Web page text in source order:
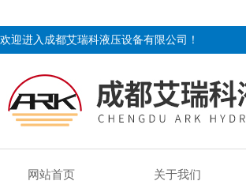
欢迎进入成都艾瑞科液压设备有限公司！
网站首页 关于我们